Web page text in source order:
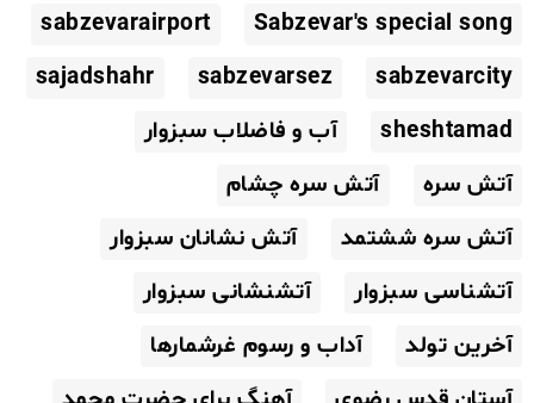
Sabzevar's special song
sabzevarairport
sabzevarcity
sabzevarsez
sajadshahr
sheshtamad
آب و فاضلاب سبزوار
آتش سره
آتش سره چشام
آتش سره ششتمد
آتش نشانان سبزوار
آتشناسی سبزوار
آتشنشانی سبزوار
آخرین تولد
آداب و رسوم غرشمارها